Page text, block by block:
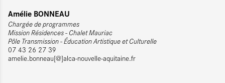
Amélie BONNEAU
Chargée de programmes
Mission Résidences - Chalet Mauriac
Pôle Transmission - Éducation Artistique et Culturelle
07 43 26 27 39
amelie.bonneau[@]alca-nouvelle-aquitaine.fr